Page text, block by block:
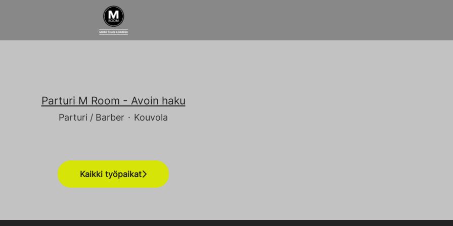
Parturi M Room - Avoin haku
Parturi / Barber · Kouvola
Kaikki työpaikat